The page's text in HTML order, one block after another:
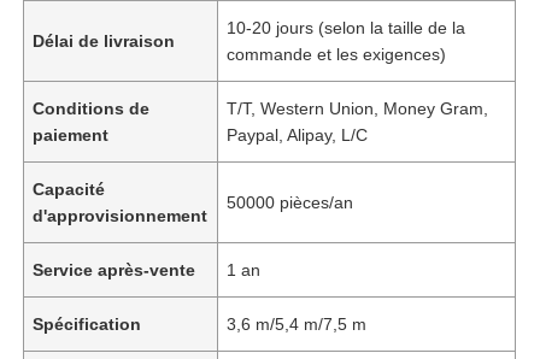
Délai de livraison
10-20 jours (selon la taille de la
commande et les exigences)
Conditions de
paiement
T/T, Western Union, Money Gram,
Paypal, Alipay, L/C
Capacité
d'approvisionnement
50000 pièces/an
Service après-vente 1 an
Spécification 3,6 m/5,4 m/7,5 m